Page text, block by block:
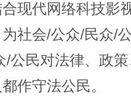
的艺术幻境
现代网络科技影
社会/公众/民众/
/公民对法律、政
作守法公民。